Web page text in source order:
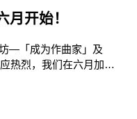
月开始！
—「成为作曲家」及
热烈，我们在六月加推